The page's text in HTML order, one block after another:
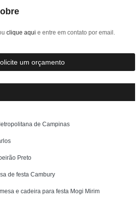
clique aqui e entre em contato por email.
um orçamento
de Campinas
Preto
de festa Cambury
e cadeira para festa Mogi Mirim